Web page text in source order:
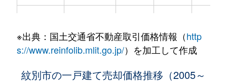
潮見町
150万円 - -
260m²
※出典：国土交通省不動産取引価格情報（http
s://www.reinfolib.mlit.go.jp/）を加工して作成
紋別市の一戸建て売却価格推移（2005～